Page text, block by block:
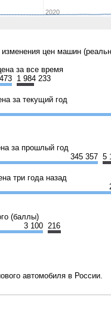
2020
цен машин
за все время
1 984 233
за текущий год
за прошлый год
345 357 5
три года назад
(баллы)
3 100 216
автомобиля в России.